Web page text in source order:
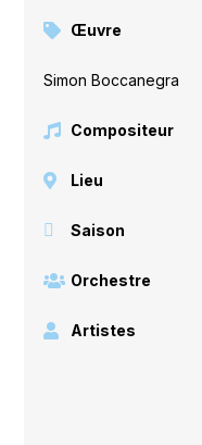
Œuvre
Simon Boccanegra
Compositeur
Lieu
Saison
Orchestre
Artistes